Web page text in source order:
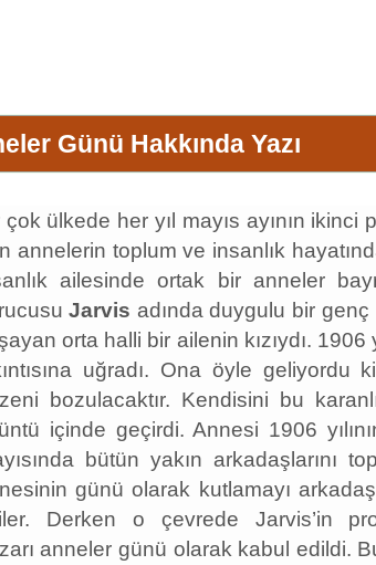
Günü Hakkında Yazı
çok ülkede her yıl mayıs ayının
annelerin toplum ve insanlık
ailesinde ortak bir anneler
Jarvis adında duygulu bir genç
orta halli bir ailenin kızıydı.
uğradı. Ona öyle
bozulacaktır. Kendisini bu
içinde geçirdi. Annesi 1906
bütün yakın arkadaşlarını
günü olarak kutlamayı
Derken o çevrede Jarvis’in
anneler günü olarak kabul edildi.